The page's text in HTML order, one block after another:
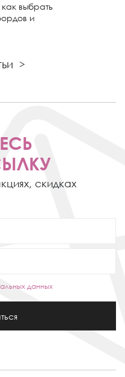
выбрать
и
>
скидках
данных